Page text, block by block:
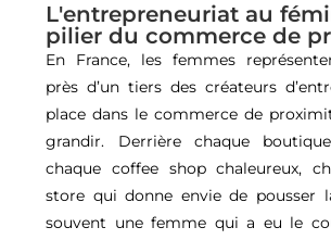
L'entrepreneuriat au
pilier du commerce de
En France, les femmes
près d’un tiers des créateurs
place dans le commerce de
grandir. Derrière chaque
chaque coffee shop chaleureux,
store qui donne envie de pousser
souvent une femme qui a eu le